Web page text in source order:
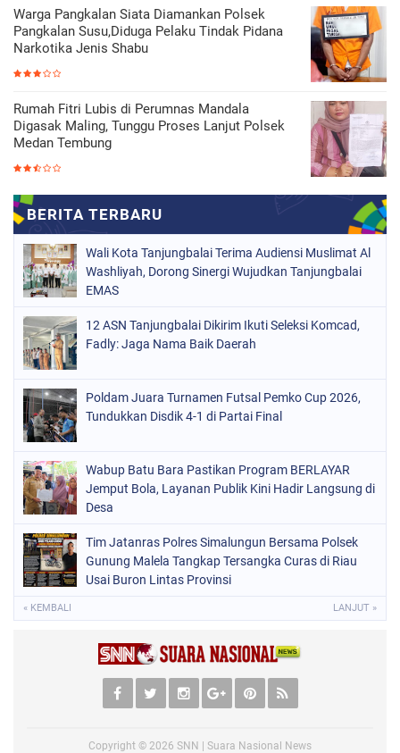
Warga Pangkalan Siata Diamankan Polsek
Pangkalan Susu,Diduga Pelaku Tindak Pidana
Narkotika Jenis Shabu
Rumah Fitri Lubis di Perumnas Mandala
Digasak Maling, Tunggu Proses Lanjut Polsek
Medan Tembung
Wali Kota Tanjungbalai Terima Audiensi Muslimat Al
Washliyah, Dorong Sinergi Wujudkan Tanjungbalai
EMAS
12 ASN Tanjungbalai Dikirim Ikuti Seleksi Komcad,
Fadly: Jaga Nama Baik Daerah
Poldam Juara Turnamen Futsal Pemko Cup 2026,
Tundukkan Disdik 4-1 di Partai Final
Wabup Batu Bara Pastikan Program BERLAYAR
Jemput Bola, Layanan Publik Kini Hadir Langsung di
Desa
Tim Jatanras Polres Simalungun Bersama Polsek
Gunung Malela Tangkap Tersangka Curas di Riau
Usai Buron Lintas Provinsi
« KEMBALI LANJUT »
Copyright © 2026 SNN | Suara Nasional News